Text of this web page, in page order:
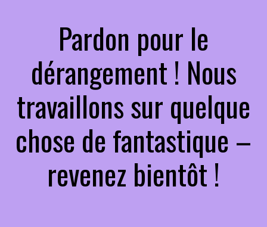
Pardon pour le
dérangement ! Nous
travaillons sur quelque
chose de fantastique –
revenez bientôt !